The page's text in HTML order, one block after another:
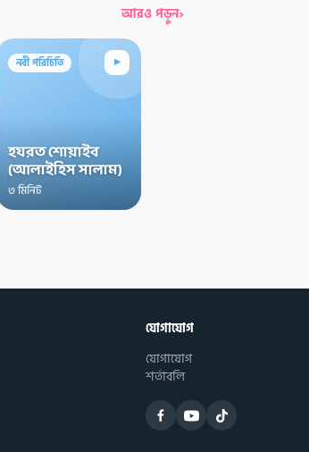
আরও পড়ুন›
নবী পরিচিতি ▸
হযরত শোয়াইব
(আলাইহিস সালাম)
৩ মিনিট
যোগাযোগ
যোগাযোগ
শর্তাবলি